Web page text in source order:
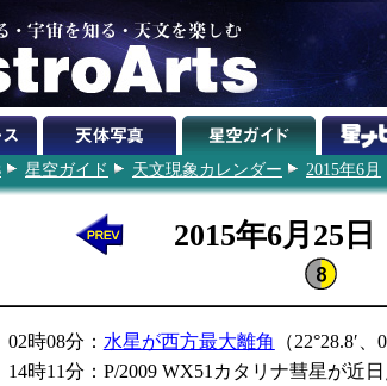
星空ガイド 天文現象カレンダー 2015年6月
2015年6月25日
02時08分： 水星が西方最大離角
（22°28.8′
14時11分：P/2009 WX51カタリナ彗星が近